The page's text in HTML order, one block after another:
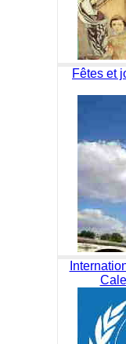
Fêtes et